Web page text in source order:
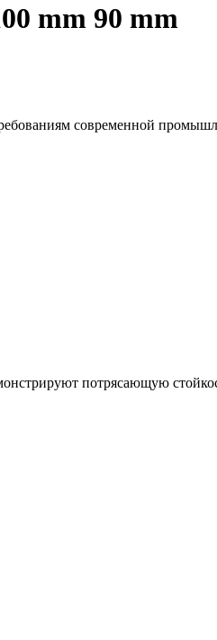
mm 90 mm
современной
потрясающую